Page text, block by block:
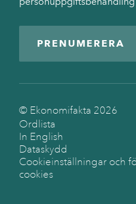
PRENUMERERA
© Ekonomifakta 2026
Ordlista
In English
Dataskydd
Cookieinställningar och
cookies